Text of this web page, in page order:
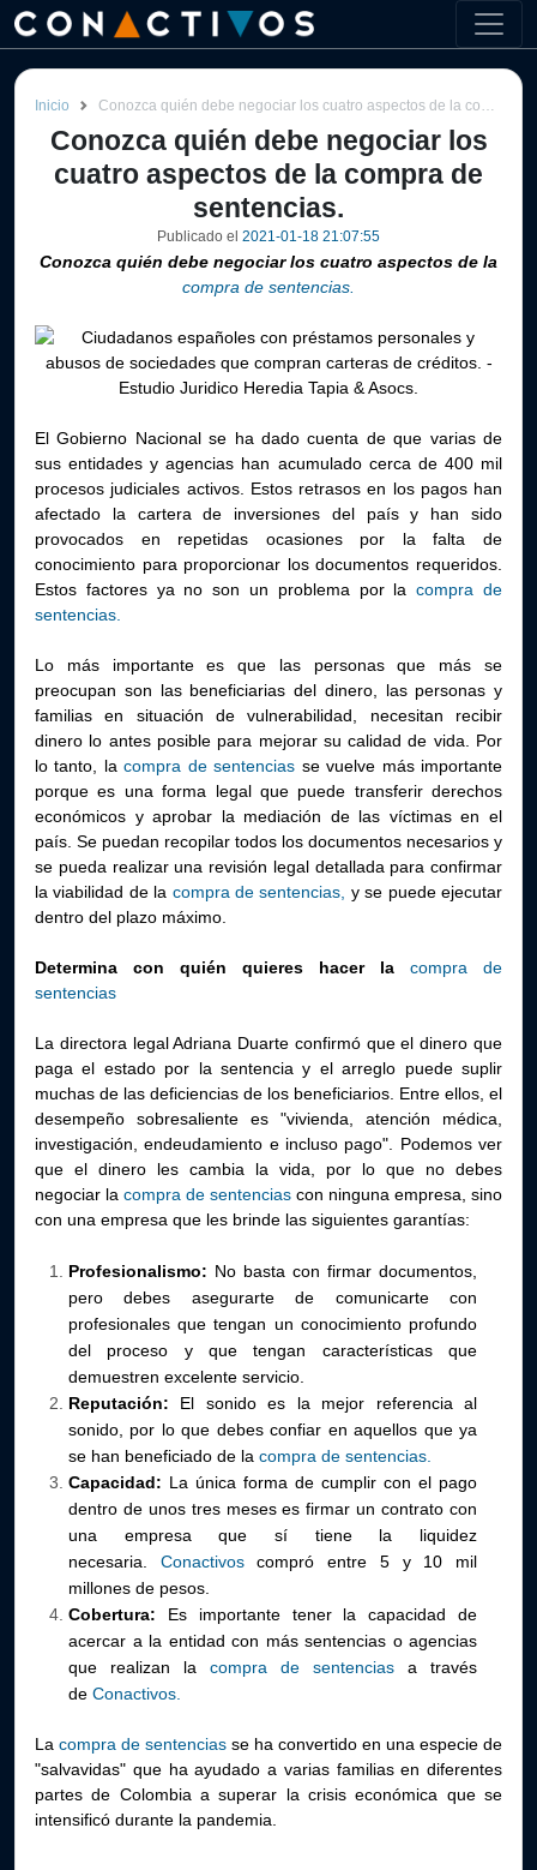
Inicio Conozca quién debe negociar los cuatro aspectos de la compra de sentencias.
Conozca quién debe negociar los
cuatro aspectos de la compra de
sentencias.
Publicado el 2021-01-18 21:07:55
Conozca quién debe negociar los cuatro aspectos de la
compra de sentencias.
El Gobierno Nacional se ha dado cuenta de que varias de
sus entidades y agencias han acumulado cerca de 400 mil
procesos judiciales activos. Estos retrasos en los pagos han
afectado la cartera de inversiones del país y han sido
provocados en repetidas ocasiones por la falta de
conocimiento para proporcionar los documentos requeridos.
Estos factores ya no son un problema por lacompra de
sentencias.
Lo más importante es que las personas que más se
preocupan son las beneficiarias del dinero, las personas y
familias en situación de vulnerabilidad, necesitan recibir
dinero lo antes posible para mejorar su calidad de vida. Por
lo tanto, lacompra de sentencias se vuelve más importante
porque es una forma legal que puede transferir derechos
económicos y aprobar la mediación de las víctimas en el
país. Se puedan recopilar todos los documentos necesarios y
se pueda realizar una revisión legal detallada para confirmar
la viabilidad de la compra de sentencias, y se puede ejecutar
dentro del plazo máximo.
Determina con quién quieres hacer la compra de
sentencias
La directora legal Adriana Duarte confirmó que el dinero que
paga el estado por la sentencia y el arreglo puede suplir
muchas de las deficiencias de los beneficiarios. Entre ellos, el
desempeño sobresaliente es "vivienda, atención médica,
investigación, endeudamiento e incluso pago". Podemos ver
que el dinero les cambia la vida, por lo que no debes
negociar la compra de sentencias con ninguna empresa, sino
con una empresa que les brinde las siguientes garantías:
Profesionalismo: No basta con firmar documentos,
pero debes asegurarte de comunicarte con
profesionales que tengan un conocimiento profundo
del proceso y que tengan características que
demuestren excelente servicio.
Reputación: El sonido es la mejor referencia al
sonido, por lo que debes confiar en aquellos que ya
se han beneficiado de la compra de sentencias.
Capacidad: La única forma de cumplir con el pago
dentro de unos tres meses es firmar un contrato con
una empresa que sí tiene la liquidez
necesaria. Conactivoscompró entre 5 y 10 mil
millones de pesos.
Cobertura: Es importante tener la capacidad de
acercar a la entidad con más sentencias o agencias
que realizan la compra de sentencias a través
de Conactivos.
La compra de sentencias se ha convertido en una especie de
"salvavidas" que ha ayudado a varias familias en diferentes
partes de Colombia a superar la crisis económica que se
intensificó durante la pandemia.